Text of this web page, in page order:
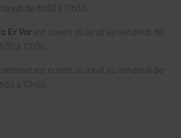
de 8h30 à 17h30.
Er Vor est ouvert du lundi au vendredi de
à 17h00.
est ouvert du lundi au vendredi de
à 17h00.